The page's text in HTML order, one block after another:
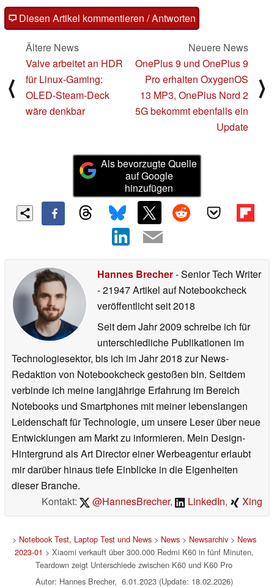
Diesen Artikel kommentieren / Antworten
⟨
Ältere News
Valve arbeitet an HDR
für Linux-Gaming:
OLED-Steam-Deck
wäre denkbar
Neuere News
OnePlus 9 und OnePlus 9
Pro erhalten OxygenOS
13 MP3, OnePlus Nord 2
5G bekommt ebenfalls ein
Update
⟩
Als bevorzugte Quelle
auf Google
hinzufügen
Hannes Brecher- Senior Tech Writer
- 21947 Artikel auf Notebookcheck
veröffentlichtseit 2018
Seit dem Jahr 2009 schreibe ich für
unterschiedliche Publikationen im
Technologiesektor, bis ich im Jahr 2018 zur News-
Redaktion von Notebookcheck gestoßen bin. Seitdem
verbinde ich meine langjährige Erfahrung im Bereich
Notebooks und Smartphones mit meiner lebenslangen
Leidenschaft für Technologie, um unsere Leser über neue
Entwicklungen am Markt zu informieren. Mein Design-
Hintergrund als Art Director einer Werbeagentur erlaubt
mir darüber hinaus tiefe Einblicke in die Eigenheiten
dieser Branche.
Kontakt:
@HannesBrecher, LinkedIn, Xing
> Notebook Test, Laptop Test und News> News> Newsarchiv> News
2023-01 > Xiaomi verkauft über 300.000 Redmi K60 in fünf Minuten,
Teardown zeigt Unterschiede zwischen K60 und K60 Pro
Autor: Hannes Brecher, 6.01.2023 (Update: 18.02.2026)